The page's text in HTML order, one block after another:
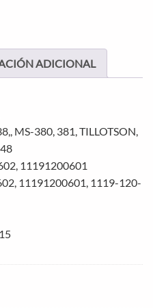
ADICIONAL
MS-380, 381, TILLOTSON,
11191200601
11191200601, 1119-120-